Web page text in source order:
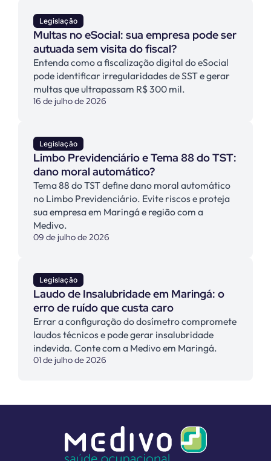
Legislação
Multas no eSocial: sua empresa pode ser
autuada sem visita do fiscal?
Entenda como a fiscalização digital do eSocial
pode identificar irregularidades de SST e gerar
multas que ultrapassam R$ 300 mil.
16 de julho de 2026
Legislação
Limbo Previdenciário e Tema 88 do TST:
dano moral automático?
Tema 88 do TST define dano moral automático
no Limbo Previdenciário. Evite riscos e proteja
sua empresa em Maringá e região com a
Medivo.
09 de julho de 2026
Legislação
Laudo de Insalubridade em Maringá: o
erro de ruído que custa caro
Errar a configuração do dosímetro compromete
laudos técnicos e pode gerar insalubridade
indevida. Conte com a Medivo em Maringá.
01 de julho de 2026